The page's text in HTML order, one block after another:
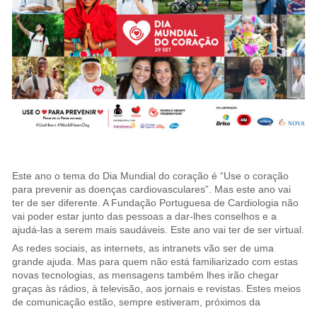
Este ano o tema do Dia Mundial do coração é “Use o coração
para prevenir as doenças cardiovasculares”. Mas este ano vai
ter de ser diferente. A Fundação Portuguesa de Cardiologia não
vai poder estar junto das pessoas a dar-lhes conselhos e a
ajudá-las a serem mais saudáveis. Este ano vai ter de ser virtual.
As redes sociais, as internets, as intranets vão ser de uma
grande ajuda. Mas para quem não está familiarizado com estas
novas tecnologias, as mensagens também lhes irão chegar
graças às rádios, à televisão, aos jornais e revistas. Estes meios
de comunicação estão, sempre estiveram, próximos da